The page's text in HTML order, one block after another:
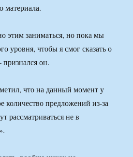
материала.
этим заниматься, но пока мы
уровня, чтобы я смог сказать о
он.
что на данный момент у
количество предложений из-за
рассматриваться не в